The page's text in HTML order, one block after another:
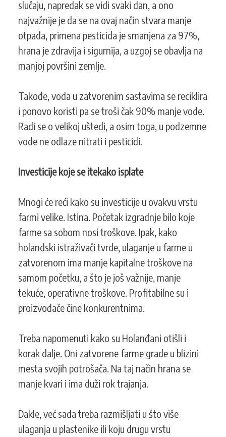
slučaju, napredak se vidi svaki dan, a ono
najvažnije je da se na ovaj način stvara manje
otpada, primena pesticida je smanjena za 97%,
hrana je zdravija i sigurnija, a uzgoj se obavlja na
manjoj površini zemlje.
Takođe, voda u zatvorenim sastavima se reciklira
i ponovo koristi pa se troši čak 90% manje vode.
Radi se o velikoj uštedi, a osim toga, u podzemne
vode ne odlaze nitrati i pesticidi.
Investicije koje se itekako isplate
Mnogi će reći kako su investicije u ovakvu vrstu
farmi velike. Istina. Početak izgradnje bilo koje
farme sa sobom nosi troškove. Ipak, kako
holandski istraživači tvrde, ulaganje u farme u
zatvorenom ima manje kapitalne troškove na
samom početku, a što je još važnije, manje
tekuće, operativne troškove. Profitabilne su i
proizvođače čine konkurentnima.
Treba napomenuti kako su Holanđani otišli i
korak dalje. Oni zatvorene farme grade u blizini
mesta svojih potrošača. Na taj način hrana se
manje kvari i ima duži rok trajanja.
Dakle, već sada treba razmišljati u što više
ulaganja u plastenike ili koju drugu vrstu